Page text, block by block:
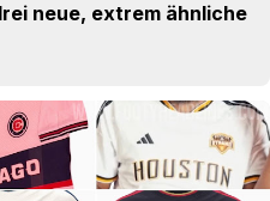
neue, extrem ähnliche